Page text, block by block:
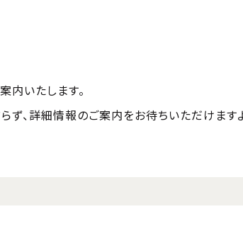
内いたします。
ず、詳細情報のご案内をお待ちいただけます